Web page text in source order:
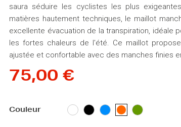
saura séduire les cyclistes les plus
matières hautement techniques, le maillot
excellente évacuation de la transpiration, idéale
les fortes chaleurs de l'été. Ce maillot
ajustée et confortable avec des manches finies
75,00 €
Couleur BLANCNOIRBLEU
CLAIR
ORANGEVERT